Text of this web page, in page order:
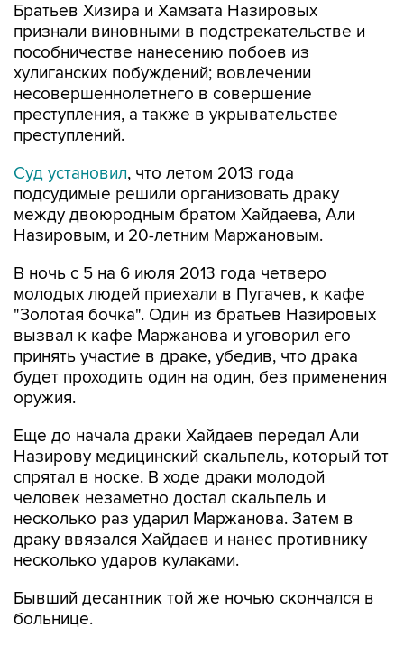
Братьев Хизира и Хамзата Назировых
признали виновными в подстрекательстве и
пособничестве нанесению побоев из
хулиганских побуждений; вовлечении
несовершеннолетнего в совершение
преступления, а также в укрывательстве
преступлений.
Суд установил, что летом 2013 года
подсудимые решили организовать драку
между двоюродным братом Хайдаева, Али
Назировым, и 20-летним Маржановым.
В ночь с 5 на 6 июля 2013 года четверо
молодых людей приехали в Пугачев, к кафе
"Золотая бочка". Один из братьев Назировых
вызвал к кафе Маржанова и уговорил его
принять участие в драке, убедив, что драка
будет проходить один на один, без применения
оружия.
Еще до начала драки Хайдаев передал Али
Назирову медицинский скальпель, который тот
спрятал в носке. В ходе драки молодой
человек незаметно достал скальпель и
несколько раз ударил Маржанова. Затем в
драку ввязался Хайдаев и нанес противнику
несколько ударов кулаками.
Бывший десантник той же ночью скончался в
больнице.